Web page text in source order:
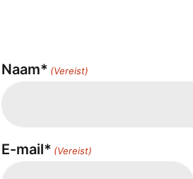
Naam* (Vereist)
E-mail* (Vereist)